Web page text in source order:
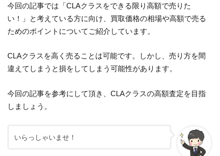
今回の記事では「CLAクラスをできる限り高額で売りた
い！」と考えている方に向け、買取価格の相場や高額で売る
ためのポイントについてご紹介しています。
CLAクラスを高く売ることは可能です。しかし、売り方を間
違えてしまうと損をしてしまう可能性があります。
今回の記事を参考にして頂き、CLAクラスの高額査定を目指
しましょう。
いらっしゃいませ！